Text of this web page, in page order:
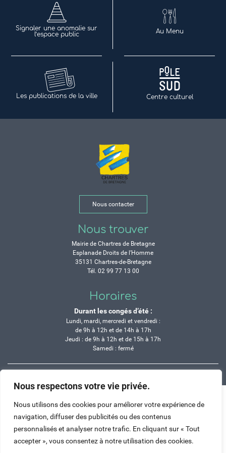
Nous respectons votre vie privée.
Nous utilisons des cookies pour améliorer votre expérience de
navigation, diffuser des publicités ou des contenus
personnalisés et analyser notre trafic. En cliquant sur « Tout
accepter », vous consentez à notre utilisation des cookies.
Signaler une anomalie sur
l’espace public
Au Menu
Les publications de la ville Centre culturel
Nous contacter
Nous trouver
Mairie de Chartres de Bretagne
Esplanade Droits de l’Homme
35131 Chartres-de-Bretagne
Tél. 02 99 77 13 00
Horaires
Durant les congés d’été :
Lundi, mardi, mercredi et vendredi :
de 9h à 12h et de 14h à 17h
Jeudi : de 9h à 12h et de 15h à 17h
Samedi : fermé
Haut de page